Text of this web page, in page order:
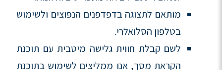
מותאם לתצוגה בדפדפנים הנפוצים ולשימוש
בטלפון הסלואלרי.
לשם קבלת חווית גלישה מיטבית עם תוכנת
הקראת מסך, אנו ממליצים לשימוש בתוכנת